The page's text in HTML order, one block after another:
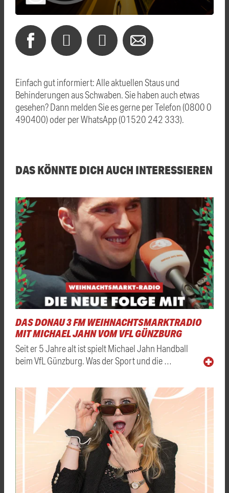
Einfach gut informiert: Alle aktuellen Staus und
Behinderungen aus Schwaben. Sie haben auch etwas
gesehen? Dann melden Sie es gerne per Telefon (0800 0
490400) oder per WhatsApp (01520 242 333).
DAS KÖNNTE DICH AUCH INTERESSIEREN
DAS DONAU 3 FM WEIHNACHTSMARKTRADIO
MIT MICHAEL JAHN VOM VFL GÜNZBURG
Seit er 5 Jahre alt ist spielt Michael Jahn Handball
beim VfL Günzburg. Was der Sport und die …